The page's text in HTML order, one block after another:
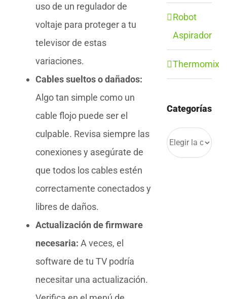
uso de un regulador de
voltaje para proteger a tu
televisor de estas
variaciones.
Cables sueltos o dañados:
Algo tan simple como un
cable flojo puede ser el
culpable. Revisa siempre las
conexiones y asegúrate de
que todos los cables estén
correctamente conectados y
libres de daños.
Actualización de firmware
necesaria: A veces, el
software de tu TV podría
necesitar una actualización.
Robot
Aspirador
Thermomix
Categorías
Categorías